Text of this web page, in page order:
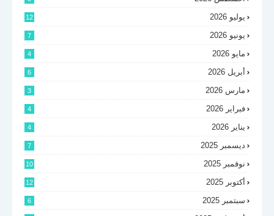
يوليو 2026 12
يونيو 2026 7
مايو 2026 4
أبريل 2026 6
مارس 2026 3
فبراير 2026 4
يناير 2026 4
ديسمبر 2025 7
نوفمبر 2025 10
أكتوبر 2025 12
سبتمبر 2025 6